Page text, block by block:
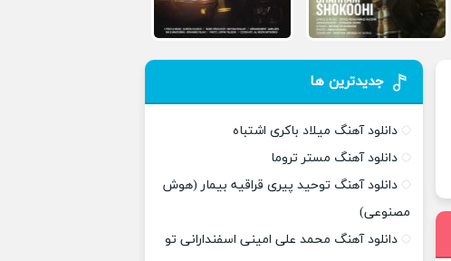
جدیدترین ها
دانلود آهنگ میلاد باکری اشتباه
دانلود آهنگ مستر تروما
دانلود آهنگ توحید پیری قراقیه بیمار (هوش
مصنوعی)
دانلود آهنگ محمد علی امینی اسفندارانی تو